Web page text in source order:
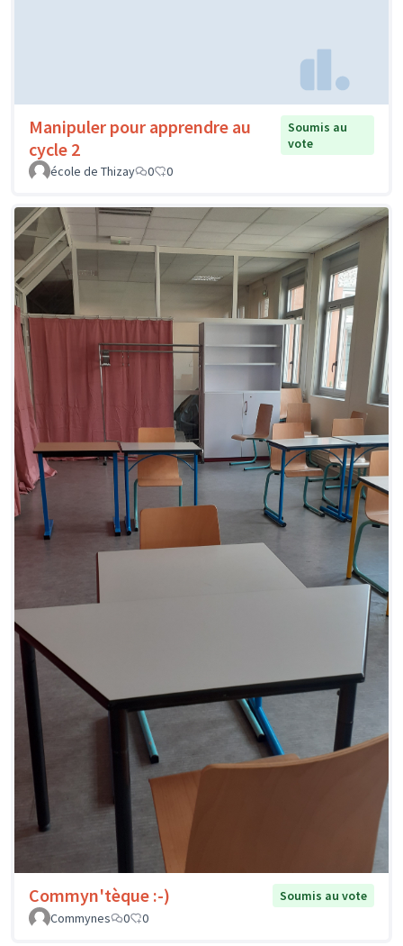
Manipuler pour apprendre au
cycle 2
Soumis au
vote
école de Thizay
0 0
Commyn'tèque :-)
Soumis au vote
Commynes
0 0